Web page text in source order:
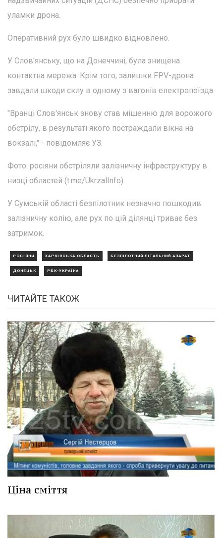
уламки дрона.
Оперативний рух було швидко відновлено.
У Слов'янську, що на Донеччині, була знищена
контактна мережа. Крім того, залишки FPV-дрона
завдали шкоди склу в одному з вагонів електропоїзда.
"Вранці Слов'янськ знову став мішенню для ворожого
обстрілу, в результаті якого постраждали вікна на
вокзалі," - повідомляє УЗ.
Фото: росіяни обстріляли залізничну інфраструктуру в
низці областей (t.me/UkrzalInfo)
У Сумській області безпілотник незначно пошкодив
залізничну колію, але рух по цій ділянці триває без
затримок.
РОСІЯНИ ХАРКІВСЬКА ОБЛАСТЬ БЕЗПІЛОТНИЙ ЛІТАЛЬНИЙ АПАРАТ
ДОНЕЦЬК РБК-УКРАЇНА
ЧИТАЙТЕ ТАКОЖ
Ціна сміття